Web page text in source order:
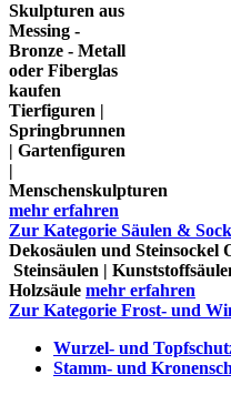
Skulpturen aus
Messing -
Bronze - Metall
oder Fiberglas
kaufen
Tierfiguren |
Springbrunnen
| Gartenfiguren
|
Menschenskulpturen
mehr erfahren
Zur Kategorie Säulen &
Dekosäulen und Steinsockel
Steinsäulen |
Holzsäule mehr erfahren
Zur Kategorie Frost- und
Wurzel- und
Stamm- und